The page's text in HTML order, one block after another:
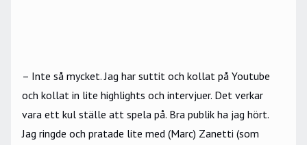
– Inte så mycket. Jag har suttit och kollat på Youtube
och kollat in lite highlights och intervjuer. Det verkar
vara ett kul ställe att spela på. Bra publik ha jag hört.
Jag ringde och pratade lite med (Marc) Zanetti (som